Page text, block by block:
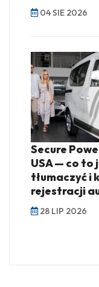
04 SIE 2026
Secure
USA — co to
tłumaczyć i
rejestracji
28 LIP 2026